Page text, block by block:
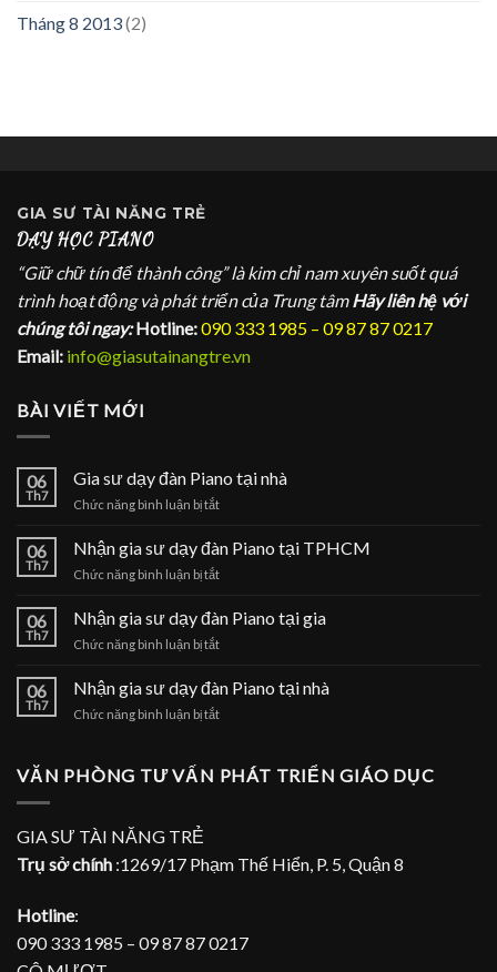
Tháng 8 2013(2)
GIA SƯ TÀI NĂNG TRẺ
DẠY HỌC PIANO
“Giữ chữ tín để thành công” là kim chỉ nam xuyên suốt quá
trình hoạt động và phát triển của Trung tâm Hãy liên hệ với
chúng tôi ngay: Hotline:090 333 1985 – 09 87 87 0217
Email: info@giasutainangtre.vn
BÀI VIẾT MỚI
06
Th7
Gia sư dạy đàn Piano tại nhà
Chức năng bình luận bị tắtở
đàn
tại
06
Th7
Nhận gia sư dạy đàn Piano tại TPHCM
Chức năng bình luận bị tắtở
gia
dạy
Piano
06
Th7
Nhận gia sư dạy đàn Piano tại gia
Chức năng bình luận bị tắtở
gia
dạy
tại
06
Th7
Nhận gia sư dạy đàn Piano tại nhà
Chức năng bình luận bị tắtở
sư
nhà
VĂN PHÒNG TƯ VẤN PHÁT TRIỂN GIÁO DỤC
GIA SƯ TÀI NĂNG TRẺ
Trụ sở chính :1269/17 Phạm Thế Hiển, P. 5, Quận 8
Hotline:
090 333 1985 – 09 87 87 0217